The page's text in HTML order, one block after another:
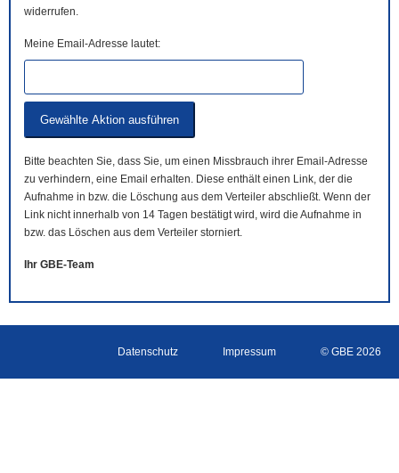
widerrufen.
Meine Email-Adresse lautet:
Bitte beachten Sie, dass Sie, um einen Missbrauch ihrer Email-Adresse
zu verhindern, eine Email erhalten. Diese enthält einen Link, der die
Aufnahme in bzw. die Löschung aus dem Verteiler abschließt. Wenn der
Link nicht innerhalb von 14 Tagen bestätigt wird, wird die Aufnahme in
bzw. das Löschen aus dem Verteiler storniert.
Ihr GBE-Team
Datenschutz Impressum © GBE 2026